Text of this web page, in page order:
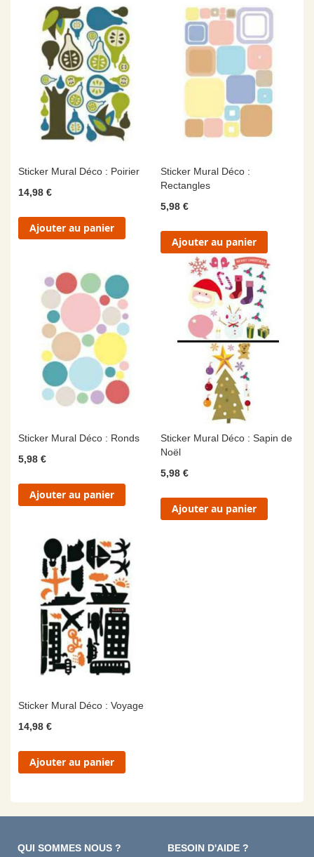
Sticker Mural Déco : Poirier
14,98 €
Ajouter au panier
Sticker Mural Déco :
Rectangles
5,98 €
Ajouter au panier
Sticker Mural Déco : Ronds
5,98 €
Ajouter au panier
Sticker Mural Déco : Sapin de
Noël
5,98 €
Ajouter au panier
Sticker Mural Déco : Voyage
14,98 €
Ajouter au panier
QUI SOMMES NOUS ? BESOIN D'AIDE ?